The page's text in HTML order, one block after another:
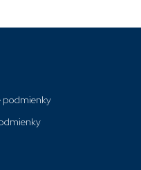
podmienky